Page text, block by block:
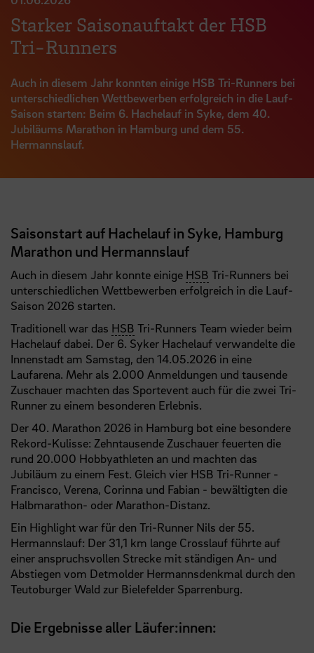
Starker Saisonauftakt der HSB
Tri-Runners
Auch in diesem Jahr konnten einige HSB Tri-Runners bei
unterschiedlichen Wettbewerben erfolgreich in die Lauf-
Saison starten: Beim 6. Hachelauf in Syke, dem 40.
Jubiläums Marathon in Hamburg und dem 55.
Hermannslauf.
Saisonstart auf Hachelauf in Syke, Hamburg
Marathon und Hermannslauf
Auch in diesem Jahr konnte einige HSB Tri-Runners bei
unterschiedlichen Wettbewerben erfolgreich in die Lauf-
Saison 2026 starten.
Traditionell war das HSB Tri-Runners Team wieder beim
Hachelauf dabei. Der 6. Syker Hachelauf verwandelte die
Innenstadt am Samstag, den 14.05.2026 in eine
Laufarena. Mehr als 2.000 Anmeldungen und tausende
Zuschauer machten das Sportevent auch für die zwei Tri-
Runner zu einem besonderen Erlebnis.
Der 40. Marathon 2026 in Hamburg bot eine besondere
Rekord-Kulisse: Zehntausende Zuschauer feuerten die
rund 20.000 Hobbyathleten an und machten das
Jubiläum zu einem Fest. Gleich vier HSB Tri-Runner -
Francisco, Verena, Corinna und Fabian - bewältigten die
Halbmarathon- oder Marathon-Distanz.
Ein Highlight war für den Tri-Runner Nils der 55.
Hermannslauf: Der 31,1 km lange Crosslauf führte auf
einer anspruchsvollen Strecke mit ständigen An- und
Abstiegen vom Detmolder Hermannsdenkmal durch den
Teutoburger Wald zur Bielefelder Sparrenburg.
Die Ergebnisse aller Läufer:innen: